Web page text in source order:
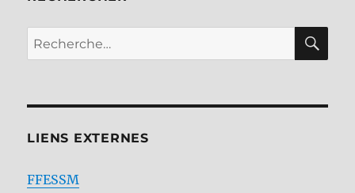
Recherche
pour :
LIENS EXTERNES
FFESSM